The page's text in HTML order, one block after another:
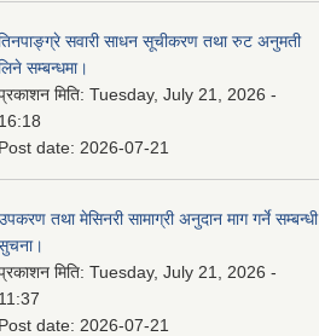
सवारी साधन सूचीकरण तथा रुट अनुमती
सम्बन्धमा।
मिति: Tuesday, July 21, 2026 -
16:18
Post date: 2026-07-21
तथा मेसिनरी सामाग्री अनुदान माग गर्ने सम्बन्धी
मिति: Tuesday, July 21, 2026 -
11:37
Post date: 2026-07-21